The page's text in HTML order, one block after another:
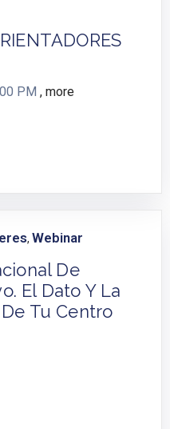
PM , more
, Webinar
De
El Dato Y La
Tu Centro